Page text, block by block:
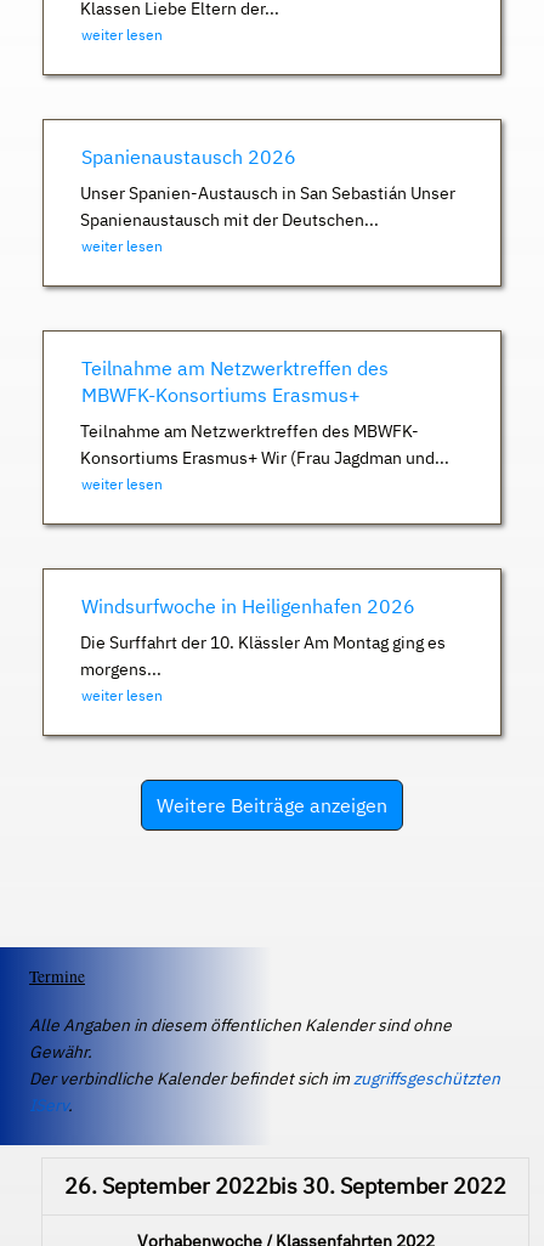
Klassen Liebe Eltern der...
weiter lesen
Spanienaustausch 2026
Unser Spanien-Austausch in San Sebastián Unser
Spanienaustausch mit der Deutschen...
weiter lesen
Teilnahme am Netzwerktreffen des
MBWFK-Konsortiums Erasmus+
Teilnahme am Netzwerktreffen des MBWFK-
Konsortiums Erasmus+ Wir (Frau Jagdman und...
weiter lesen
Windsurfwoche in Heiligenhafen 2026
Die Surffahrt der 10. Klässler Am Montag ging es
morgens...
weiter lesen
Weitere Beiträge anzeigen
Termine
Alle Angaben in diesem öffentlichen Kalender sind ohne
Gewähr.
Der verbindliche Kalender befindet sich imzugriffsgeschützten
IServ.
26. September 2022bis30. September 2022
Vorhabenwoche / Klassenfahrten 2022